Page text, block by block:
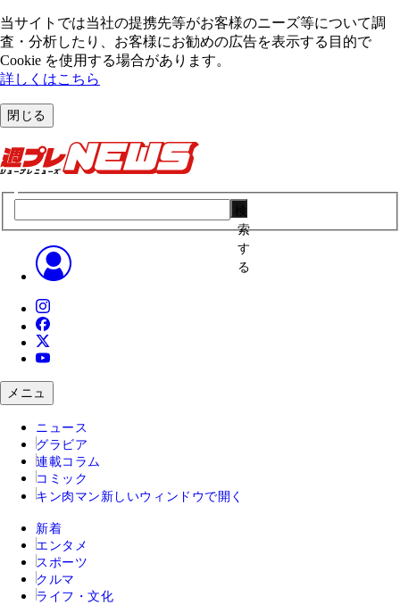
当サイトでは当社の提携先等がお客様のニーズ等について調
査・分析したり、お客様にお勧めの広告を表⽰する⽬的で
Cookie を使⽤する場合があります。
詳しくはこちら
閉じる
索
す
る
メニュ
ニュース
グラビア
連載コラム
コミック
キン肉マン 新しいウィンドウで開く
新着
エンタメ
スポーツ
クルマ
ライフ・文化